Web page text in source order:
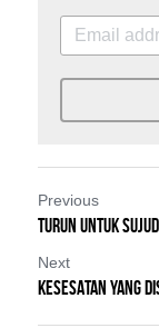
Previous
TURUN UNTUK
Next
KESESATAN YANG